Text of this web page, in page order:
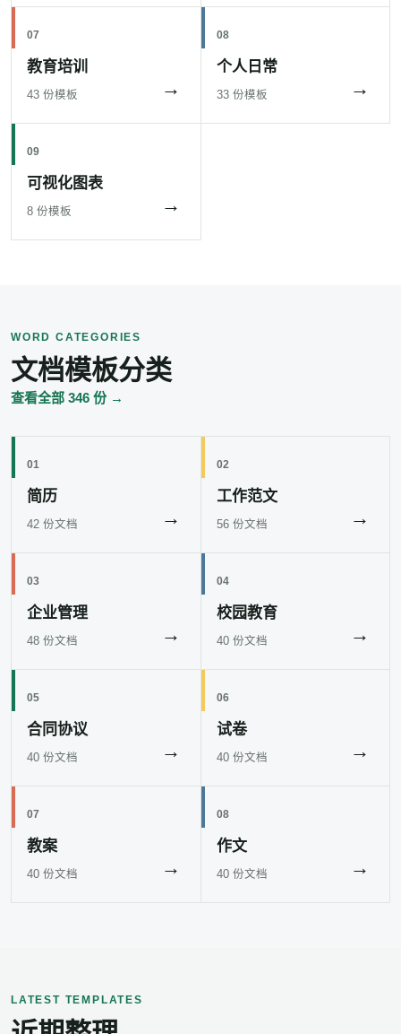
07
教育培训
43 份模板 →
08
个人日常
33 份模板 →
09
可视化图表
8 份模板 →
WORD CATEGORIES
文档模板分类
查看全部 346 份 →
01
简历
42 份文档 →
02
工作范文
56 份文档 →
03
企业管理
48 份文档 →
04
校园教育
40 份文档 →
05
合同协议
40 份文档 →
06
试卷
40 份文档 →
07
教案
40 份文档 →
08
作文
40 份文档 →
LATEST TEMPLATES